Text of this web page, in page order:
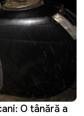
O tânără a